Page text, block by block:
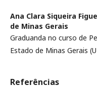
Ana Clara Siqueira
de Minas Gerais
Graduanda no curso de
Estado de Minas Gerais
Referências